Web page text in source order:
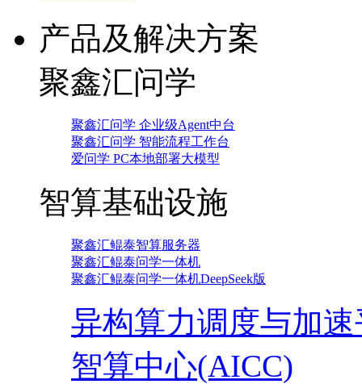
产品及解决方案
聚鑫汇问学
聚鑫汇问学 企业级Agent中台
聚鑫汇问学 智能流程工作台
爱问学 PC本地部署大模型
智算基础设施
聚鑫汇鲲泰智算服务器
聚鑫汇鲲泰问学一体机
聚鑫汇鲲泰问学一体机DeepSeek版
异构算力调度与加
智算中心(AICC)